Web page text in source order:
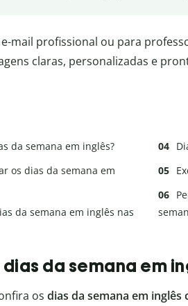
mail profissional ou para
claras, personalizadas e
da semana em inglês?
os dias da semana em
da semana em inglês nas
da semana em
os dias da semana em